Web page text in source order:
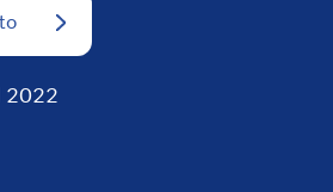
2022